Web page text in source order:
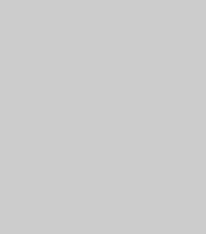
für diese Verarbeitung
kann auch Art. 6
liegt in der Analyse,
Internetauftritts.
klicken, speichert das von uns
Ihrem Endgerät. Diese sog.
Seite unseres
auch Google auswerten, dass
worden sind.
uns eine Statistik über
wir hierdurch
unsere Anzeige(n) geklickt